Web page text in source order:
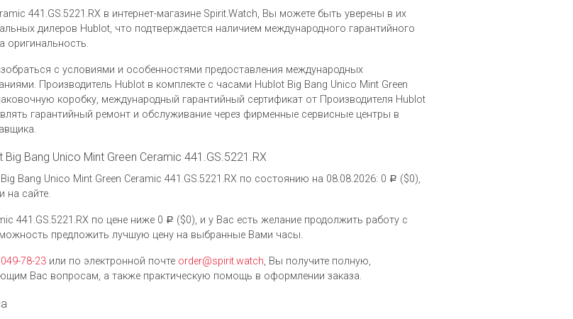
441.GS.5221.RX в интернет-магазине Spirit.Watch, Вы можете быть уверены в их
дилеров Hublot, что подтверждается наличием международного гарантийного
оригинальность.
с условиями и особенностями предоставления международных
Производитель Hublot в комплекте с часами Hublot Big Bang Unico Mint Green
коробку, международный гарантийный сертификат от Производителя Hublot
гарантийный ремонт и обслуживание через фирменные сервисные центры в
Bang Unico Mint Green Ceramic 441.GS.5221.RX
Bang Unico Mint Green Ceramic 441.GS.5221.RX по состоянию на 08.08.2026: 0 Р ($0),
на сайте.
441.GS.5221.RX по цене ниже 0 Р ($0), и у Вас есть желание продолжить работу с
предложить лучшую цену на выбранные Вами часы.
78-23 или по электронной почте order@spirit.watch, Вы получите полную,
Вас вопросам, а также практическую помощь в оформлении заказа.